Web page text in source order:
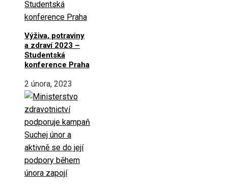
Výživa, potraviny
a zdraví 2023 –
Studentská
konference Praha
2 února, 2023